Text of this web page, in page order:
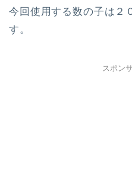
今回使用する数の子は２
す。
スポン